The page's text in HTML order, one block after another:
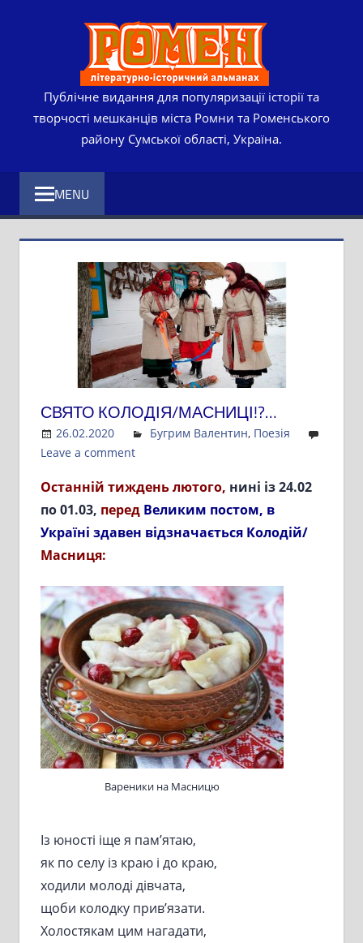
Публічне видання для популяризації історії та
творчості мешканців міста Ромни та Роменського
району Сумської області, Україна.
MENU
СВЯТО КОЛОДІЯ/МАСНИЦІ!?…
26.02.2020 Admin
Бугрим Валентин, Поезія
Leave a comment
Останній тиждень лютого, нині із 24.02
по 01.03, перед Великим постом, в
Україні здавен відзначається Колодій/
Масниця:
Вареники на Масницю
Із юності іще я пам’ятаю,
як по селу із краю і до краю,
ходили молоді дівчата,
щоби колодку прив’язати.
Холостякам цим нагадати,